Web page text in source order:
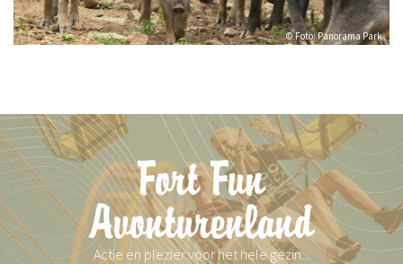
© Foto: Panorama Park
Fort Fun
Avonturenland
Actie en plezier voor het hele gezin...